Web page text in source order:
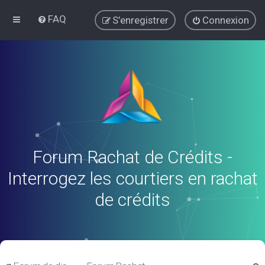
FAQ Connexion
S’enregistrer
Forum Rachat de Crédits -
Interrogez les courtiers en rachat
de crédits